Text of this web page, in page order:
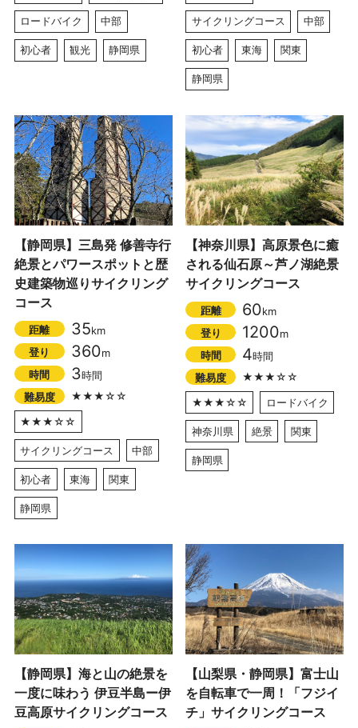
ロードバイク 中部
初心者 観光 静岡県
サイクリングコース 中部
初心者 東海 関東
静岡県
【静岡県】三島発 修善寺行
絶景とパワースポットと歴
史建築物巡りサイクリング
コース
距離 35km
登り
360m
時間
3時間
難易度
★★★☆☆
★★★☆☆
サイクリングコース 中部
初心者 東海 関東
静岡県
【神奈川県】高原景色に癒
される仙石原～芦ノ湖絶景
サイクリングコース
距離 60km
登り
1200m
時間
4時間
難易度
★★★☆☆
★★★☆☆
ロードバイク
神奈川県 絶景 関東
静岡県
【静岡県】海と山の絶景を
一度に味わう 伊豆半島ー伊
豆高原サイクリングコース
【山梨県・静岡県】富士山
を自転車で一周！「フジイ
チ」サイクリングコース